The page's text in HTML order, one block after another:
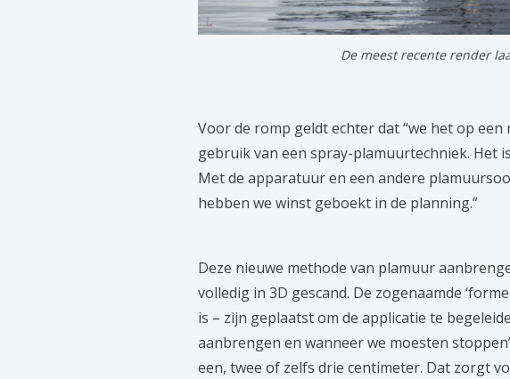
De meest recente render
Voor de romp geldt echter dat “we het op
gebruik van een spray-plamuurtechniek. Het
Met de apparatuur en een andere
hebben we winst geboekt in de planning.”
Deze nieuwe methode van plamuur
volledig in 3D gescand. De zogenaamde
is – zijn geplaatst om de applicatie te
aanbrengen en wanneer we moesten
een, twee of zelfs drie centimeter. Dat zorgt